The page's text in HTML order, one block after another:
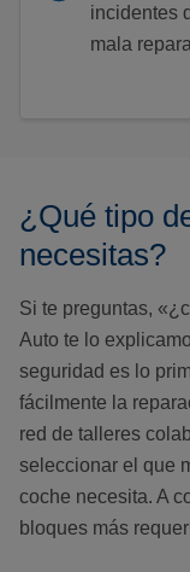
incidentes
mala
¿Qué tipo
necesitas?
Si te preguntas,
Auto te lo
seguridad es lo
fácilmente la
red de talleres
seleccionar el que
coche necesita. A
bloques más